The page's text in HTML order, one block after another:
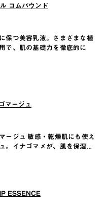
保つ美容乳液。さまざまな植
で、肌の基礎力を徹底的に
ージュ 敏感・乾燥肌にも使え
。イナゴマメが、肌を保湿…